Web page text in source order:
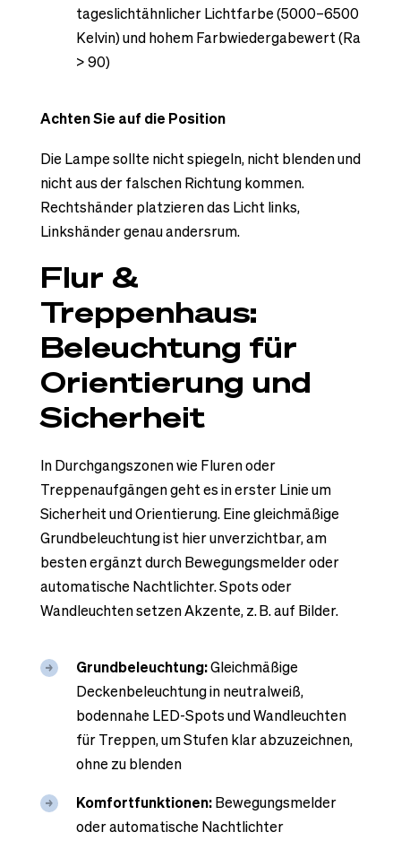
tageslichtähnlicher Lichtfarbe (5000–6500
Kelvin) und hohem Farbwiedergabewert (Ra
> 90)
Achten Sie auf die Position
Die Lampe sollte nicht spiegeln, nicht blenden und
nicht aus der falschen Richtung kommen.
Rechtshänder platzieren das Licht links,
Linkshänder genau andersrum.
Flur &
Treppenhaus:
Beleuchtung für
Orientierung und
Sicherheit
In Durchgangszonen wie Fluren oder
Treppenaufgängen geht es in erster Linie um
Sicherheit und Orientierung. Eine gleichmäßige
Grundbeleuchtung ist hier unverzichtbar, am
besten ergänzt durch Bewegungsmelder oder
automatische Nachtlichter. Spots oder
Wandleuchten setzen Akzente, z. B. auf Bilder.
Grundbeleuchtung:Gleichmäßige
Deckenbeleuchtung in neutralweiß,
bodennahe LED-Spots und Wandleuchten
für Treppen, um Stufen klar abzuzeichnen,
ohne zu blenden
Komfortfunktionen:Bewegungsmelder
oder automatische Nachtlichter